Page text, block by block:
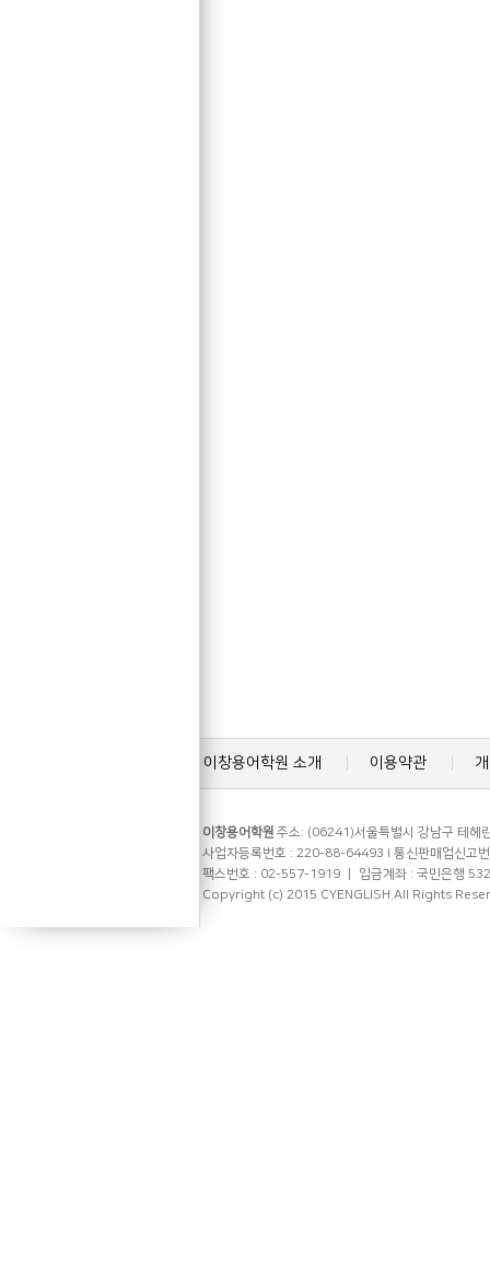
이창용어학원 소개 이용약관
이창용어학원 주소: (06241)서울특별시 강남구 테헤
사업자등록번호 : 220-88-64493 l 통신판매업신고
팩스번호 : 02-557-1919 ㅣ 입금계좌 : 국민은행
Copyright (c) 2015 CYENGLISH.All Rights